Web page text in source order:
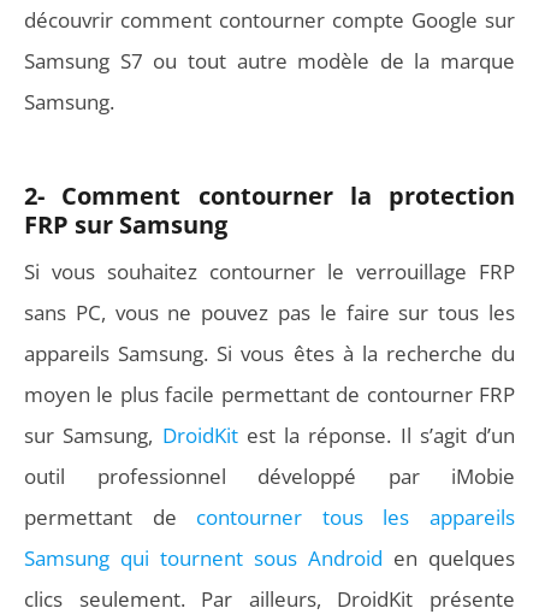
découvrir comment contourner compte Google sur
Samsung S7 ou tout autre modèle de la marque
Samsung.
2- Comment contourner la protection
FRP sur Samsung
Si vous souhaitez contourner le verrouillage FRP
sans PC, vous ne pouvez pas le faire sur tous les
appareils Samsung. Si vous êtes à la recherche du
moyen le plus facile permettant de contourner FRP
sur Samsung, DroidKitest la réponse. Il s’agit d’un
outil professionnel développé par iMobie
permettant de contourner tous les appareils
Samsung qui tournent sous Android en quelques
clics seulement. Par ailleurs, DroidKit présente